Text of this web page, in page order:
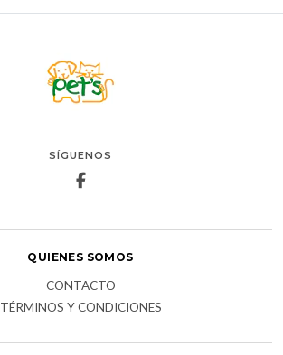
SÍGUENOS
QUIENES SOMOS
CONTACTO
TÉRMINOS Y CONDICIONES